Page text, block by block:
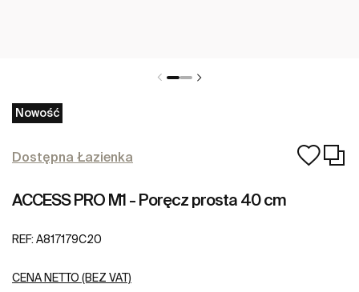
Nowość
Dostępna Łazienka
ACCESS PRO M1 - Poręcz prosta 40 cm
REF: A817179C20
CENA NETTO (BEZ VAT)